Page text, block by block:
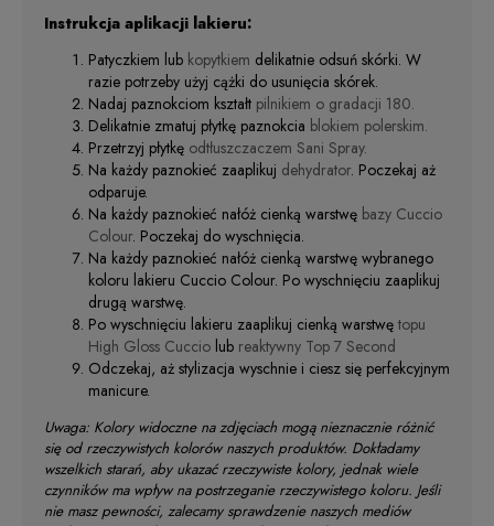
Instrukcja aplikacji lakieru:
Patyczkiem lub kopytkiem delikatnie odsuń skórki. W
razie potrzeby użyj cążki do usunięcia skórek.
Nadaj paznokciom kształt pilnikiem o gradacji 180.
Delikatnie zmatuj płytkę paznokcia blokiem polerskim.
Przetrzyj płytkę odtłuszczaczem Sani Spray.
Na każdy paznokieć zaaplikuj dehydrator. Poczekaj aż
odparuje.
Na każdy paznokieć nałóż cienką warstwę bazy Cuccio
Colour. Poczekaj do wyschnięcia.
Na każdy paznokieć nałóż cienką warstwę wybranego
koloru lakieru Cuccio Colour. Po wyschnięciu zaaplikuj
drugą warstwę.
Po wyschnięciu lakieru zaaplikuj cienką warstwę topu
High Gloss Cuccio lub reaktywny Top 7 Second
Odczekaj, aż stylizacja wyschnie i ciesz się perfekcyjnym
manicure.
Uwaga: Kolory widoczne na zdjęciach mogą nieznacznie różnić
się od rzeczywistych kolorów naszych produktów. Dokładamy
wszelkich starań, aby ukazać rzeczywiste kolory, jednak wiele
czynników ma wpływ na postrzeganie rzeczywistego koloru. Jeśli
nie masz pewności, zalecamy sprawdzenie naszych mediów